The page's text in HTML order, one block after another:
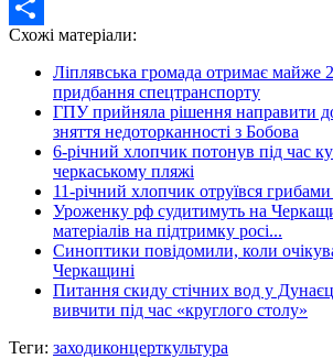
Twitter
Share
Схожі матеріали:
Ліплявська громада отримає майже
придбання спецтранспорту
ГПУ прийняла рішення направити
зняття недоторканності з Бобова
6-річний хлопчик потонув під час
черкаському пляжі
11-річний хлопчик отруївся
Уроженку рф судитимуть на
матеріалів на підтримку росі...
Синоптики повідомили, коли
Черкащині
Питання скиду стічних вод у
вивчити під час «круглого столу»
Теги: заходиконцерткультура